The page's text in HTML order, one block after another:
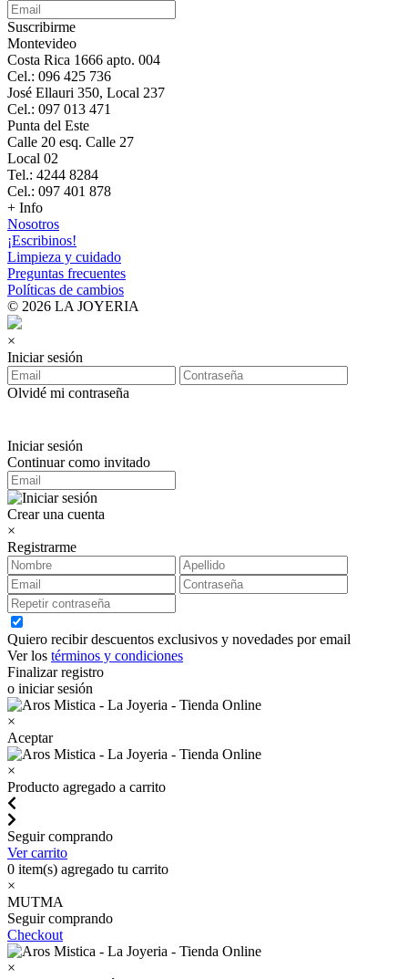
Suscribirme
Montevideo
Costa Rica 1666 apto. 004
Cel.: 096 425 736
José Ellauri 350, Local 237
Cel.: 097 013 471
Punta del Este
Calle 20 esq. Calle 27
Local 02
Tel.: 4244 8284
Cel.: 097 401 878
+ Info
Nosotros
¡Escribinos!
Limpieza y cuidado
Preguntas frecuentes
Políticas de cambios
© 2026 LA JOYERIA
×
Iniciar sesión
Olvidé mi contraseña
Iniciar sesión
Continuar como invitado
Crear una cuenta
×
Registrarme
Quiero recibir descuentos exclusivos y novedades por email
Ver los términos y condiciones
Finalizar registro
o iniciar sesión
×
Aceptar
×
Producto agregado a carrito
Seguir comprando
Ver carrito
0 item(s) agregado tu carrito
×
MUTMA
Seguir comprando
Checkout
×